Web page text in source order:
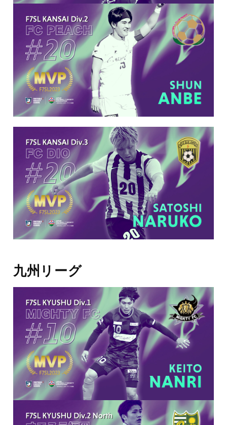
九州リーグ